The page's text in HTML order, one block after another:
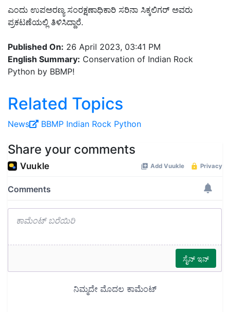
ಎಂದು ಉಪಅರಣ್ಯ ಸಂರಕ್ಷಣಾಧಿಕಾರಿ ಸರಿನಾ ಸಿಕ್ಕಲಿಗರ್ ಅವರು
ಪ್ರಕಟಣೆಯಲ್ಲಿ ತಿಳಿಸಿದ್ದಾರೆ.
Published On: 26 April 2023, 03:41 PM
English Summary: Conservation of Indian Rock
Python by BBMP!
Related Topics
News BBMP Indian Rock Python
Share your comments